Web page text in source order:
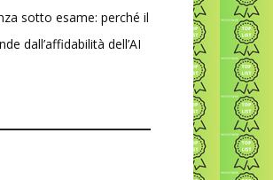
sotto esame: perché il
dall’affidabilità dell’AI